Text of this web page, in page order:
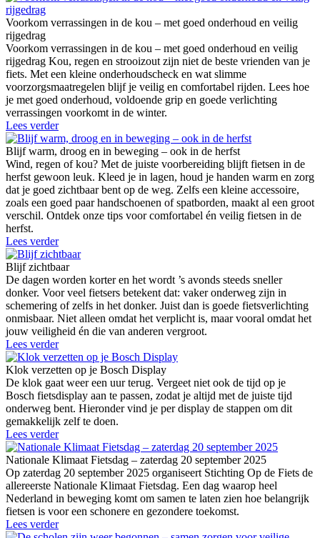
Voorkom verrassingen in de kou – met goed onderhoud en veilig
rijgedrag
Voorkom verrassingen in de kou – met goed onderhoud en veilig
rijgedrag Kou, regen en strooizout zijn niet de beste vrienden van je
fiets. Met een kleine onderhoudscheck en wat slimme
voorzorgsmaatregelen blijf je veilig en comfortabel rijden. Lees hoe
je met goed onderhoud, voldoende grip en goede verlichting
verrassingen voorkomt in de winter.
Lees verder
Blijf warm, droog en in beweging – ook in de herfst
Wind, regen of kou? Met de juiste voorbereiding blijft fietsen in de
herfst gewoon leuk. Kleed je in lagen, houd je handen warm en zorg
dat je goed zichtbaar bent op de weg. Zelfs een kleine accessoire,
zoals een goed paar handschoenen of spatborden, maakt al een groot
verschil. Ontdek onze tips voor comfortabel én veilig fietsen in de
herfst.
Lees verder
Blijf zichtbaar
De dagen worden korter en het wordt ’s avonds steeds sneller
donker. Voor veel fietsers betekent dat: vaker onderweg zijn in
schemering of zelfs in het donker. Juist dan is goede fietsverlichting
onmisbaar. Niet alleen omdat het verplicht is, maar vooral omdat het
jouw veiligheid én die van anderen vergroot.
Lees verder
Klok verzetten op je Bosch Display
De klok gaat weer een uur terug. Vergeet niet ook de tijd op je
Bosch fietsdisplay aan te passen, zodat je altijd met de juiste tijd
onderweg bent. Hieronder vind je per display de stappen om dit
gemakkelijk zelf te doen.
Lees verder
Nationale Klimaat Fietsdag – zaterdag 20 september 2025
Op zaterdag 20 september 2025 organiseert Stichting Op de Fiets de
allereerste Nationale Klimaat Fietsdag. Een dag waarop heel
Nederland in beweging komt om samen te laten zien hoe belangrijk
fietsen is voor een schonere en gezondere toekomst.
Lees verder